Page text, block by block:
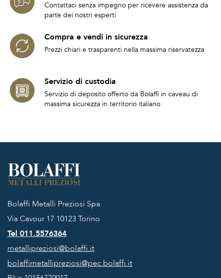
Contattaci senza impegno per ricevere assistenza da
parte dei nostri esperti
Compra e vendi in sicurezza
Prezzi chiari e trasparenti nella massima riservatezza
Servizio di custodia
Servizio di deposito offerto da Bolaffi in caveau di
massima sicurezza in territorio italiano
Bolaffi Metalli Preziosi Spa
Via Cavour 17 10123 Torino
Tel 011.5576364
metallipreziosi@bolaffi.it
bolaffimetallipreziosi@pec.bolaffi.it